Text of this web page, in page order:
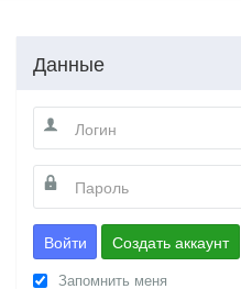
Данные
Войти Создать аккаунт
Запомнить меня